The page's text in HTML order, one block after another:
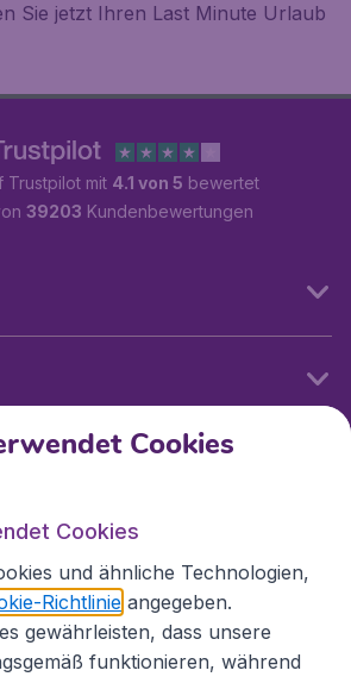
Sie jetzt Ihren Last Minute Urlaub
Trustpilot mit 4.1 von 5 bewertet
39203 Kundenbewertungen
Cookies
Cookies
und ähnliche Technologien,
Richtlinie angegeben.
gewährleisten, dass unsere
funktionieren, während